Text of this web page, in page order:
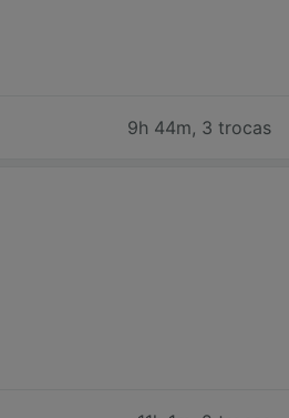
9h 44m, 3 trocas